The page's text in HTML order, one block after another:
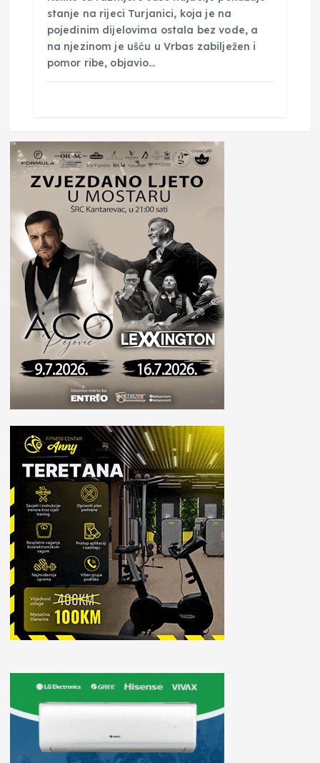
stanje na rijeci Turjanici, koja je na
pojedinim dijelovima ostala bez vode, a
na njezinom je ušću u Vrbas zabilježen i
pomor ribe, objavio…